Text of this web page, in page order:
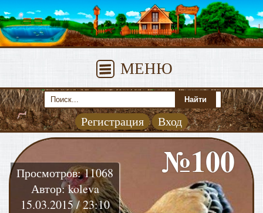
МЕНЮ
Регистрация Вход
№100
Просмотров: 11068
Автор: koleva
15.03.2015 / 23:10